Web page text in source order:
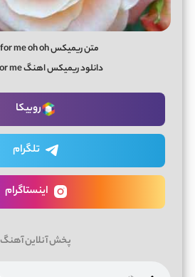
متن ریمیکس Dance for me oh oh
دانلود ریمیکس اهنگ Dance for me
روبیکا
تلگرام
اینستاگرام
پخش آنلاین آهنگ